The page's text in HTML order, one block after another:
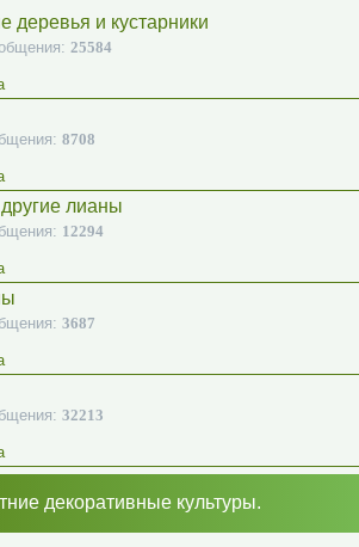
деревья и кустарники
25584
8708
лианы
12294
3687
32213
декоративные культуры.